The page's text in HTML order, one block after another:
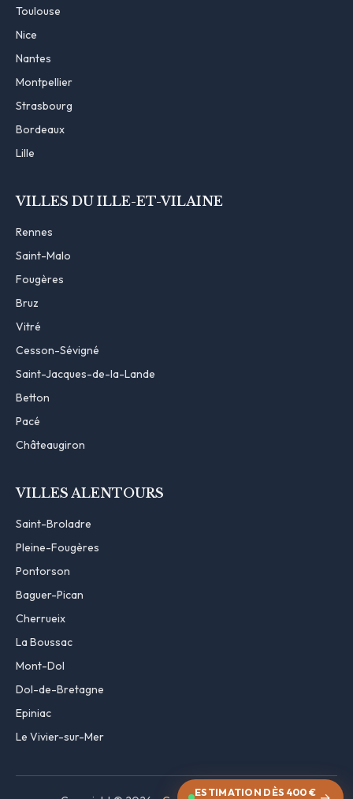
Toulouse
Nice
Nantes
Montpellier
Strasbourg
Bordeaux
Lille
VILLES DU ILLE-ET-VILAINE
Rennes
Saint-Malo
Fougères
Bruz
Vitré
Cesson-Sévigné
Saint-Jacques-de-la-Lande
Betton
Pacé
Châteaugiron
VILLES ALENTOURS
Saint-Broladre
Pleine-Fougères
Pontorson
Baguer-Pican
Cherrueix
La Boussac
Mont-Dol
Dol-de-Bretagne
Epiniac
Le Vivier-sur-Mer
ESTIMATION DÈS 400 €